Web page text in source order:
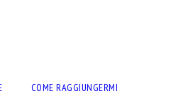
COME RAGGIUNGERMI